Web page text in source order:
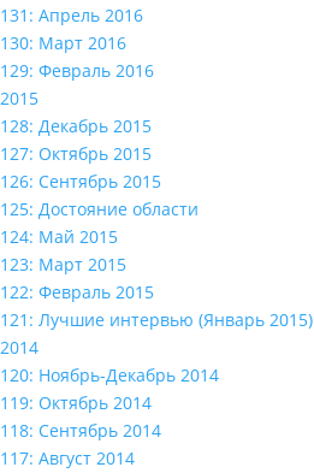
131: Апрель 2016
130: Март 2016
129: Февраль 2016
2015
128: Декабрь 2015
127: Октябрь 2015
126: Сентябрь 2015
125: Достояние области
124: Май 2015
123: Март 2015
122: Февраль 2015
121: Лучшие интервью (Январь 2015)
2014
120: Ноябрь-Декабрь 2014
119: Октябрь 2014
118: Сентябрь 2014
117: Август 2014